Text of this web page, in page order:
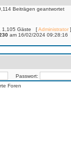
Beiträgen geantwortet
1,105 Gäste [Administrator
am 16/02/2024 09:28:16
Passwort:
Foren